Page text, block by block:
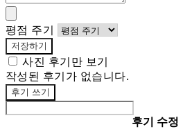
평점 주기
저장하기
사진 후기만 보기
작성된 후기가 없습니다.
후기 쓰기
후기 수정